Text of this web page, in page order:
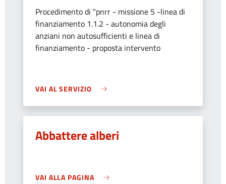
Procedimento di "pnrr - missione 5 -linea di
finanziamento 1.1.2 - autonomia degli
anziani non autosufficienti e linea di
finanziamento - proposta intervento
VAI AL SERVIZIO
Abbattere alberi
VAI ALLA PAGINA